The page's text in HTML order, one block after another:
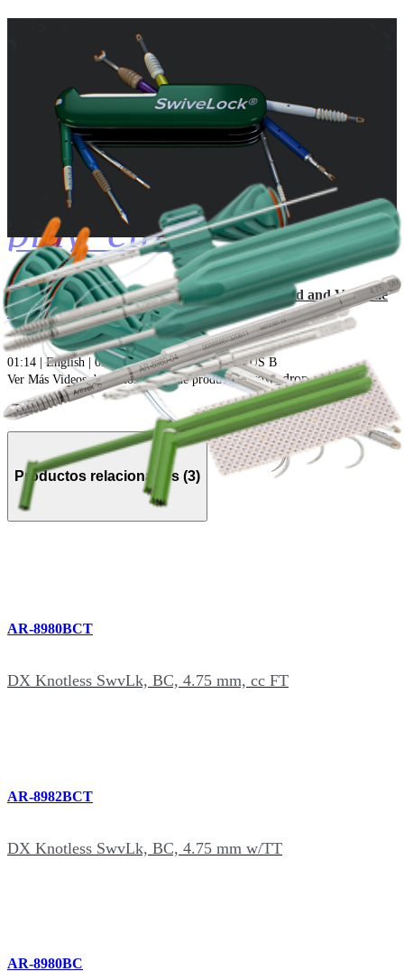
play_circle
SwiveLock® Suture Anchors: The Most Trusted and Versatile
Soft Tissue-to-Bone Fixation System
01:14 | English | 09/18/2020 | AN1-000080-en-US B
Ver Más Videos de demostración de productosarrow_drop_down
Productos relacionados (3)
AR-8980BCT
DX Knotless SwvLk, BC, 4.75 mm, cc FT
AR-8982BCT
DX Knotless SwvLk, BC, 4.75 mm w/TT
AR-8980BC